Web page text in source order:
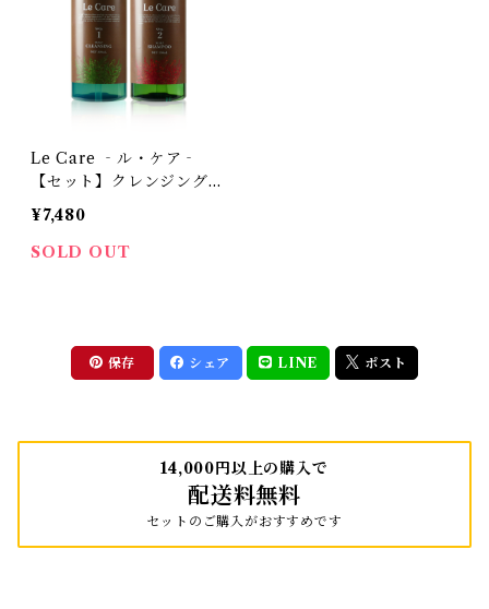
Le Care ‐ル・ケア‐
【セット】クレンジング＆
シャンプー
¥7,480
SOLD OUT
保存 シェア LINE ポスト
14,000円以上の購入で
配送料無料
セットのご購入がおすすめです